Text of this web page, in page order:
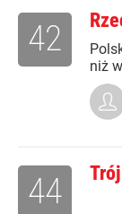
niż
42
44